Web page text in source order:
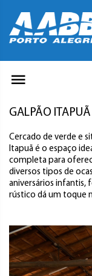
GALPÃO ITAPUÃ
Cercado de verde e
Itapuã é o espaço
completa para
diversos tipos de
aniversários infantis,
rústico dá um toque